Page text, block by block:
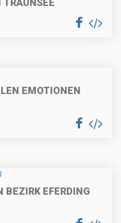
TRAUNSEE
EMOTIONEN
EFERDING